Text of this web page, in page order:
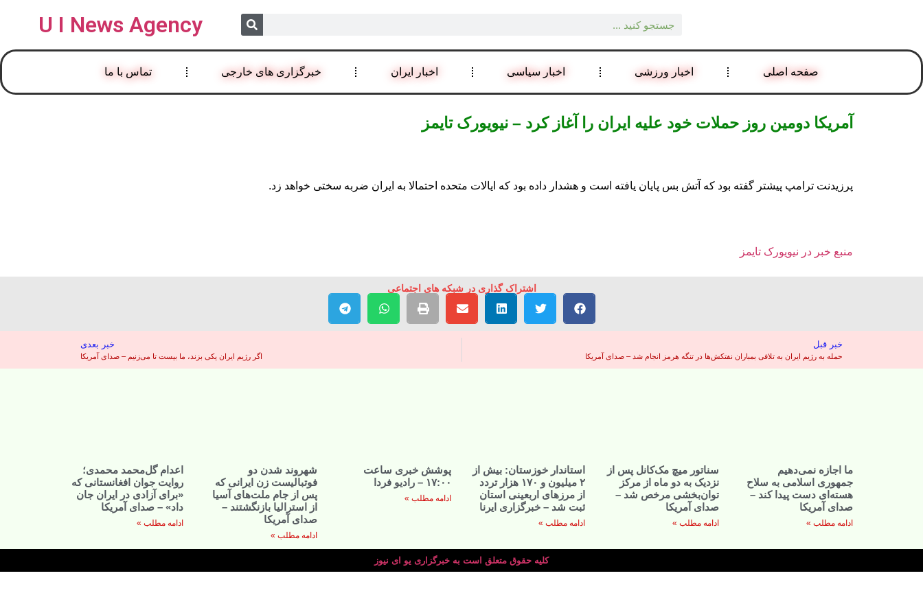
U I News Agency
صفحه اصلی اخبار ورزشی اخبار سیاسی اخبار ایران خبرگزاری های خارجی تماس با ما
آمریکا دومین روز حملات خود علیه ایران را آغاز کرد – نیویورک تایمز
پرزیدنت ترامپ پیشتر گفته بود که آتش بس پایان یافته است و هشدار داده بود که ایالات متحده احتمالا به ایران ضربه سختی خواهد زد.
منبع خبر در نیویورک تایمز
اشتراک گذاری در شبکه های اجتماعی
خبر قبل
حمله به رژیم ایران به تلافی بمباران نفتکش‌ها در تنگه هرمز انجام شد – صدای آمریکا
خبر بعدی
اگر رژیم ایران یکی بزند، ما بیست تا می‌زنیم – صدای آمریکا
ما اجازه نمی‌دهیم
جمهوری اسلامی به سلاح
هسته‌ای دست پیدا کند –
صدای آمریکا
ادامه مطلب »
سناتور میچ مک‌کانل پس از
نزدیک به دو ماه از مرکز
توان‌بخشی مرخص شد –
صدای آمریکا
ادامه مطلب »
استاندار خوزستان: بیش از
۲ میلیون و ۱۷۰ هزار تردد
از مرزهای اربعینی استان
ثبت شد – خبرگزاری ایرنا
ادامه مطلب »
پوشش خبری ساعت
۱۷:۰۰ – رادیو فردا
ادامه مطلب »
شهروند شدن دو
فوتبالیست زن ایرانی که
پس از جام ملت‌های آسیا
از استرالیا بازنگشتند –
صدای آمریکا
ادامه مطلب »
اعدام گل‌محمد محمدی؛
روایت جوان افغانستانی که
«برای آزادی در ایران جان
داد» – صدای آمریکا
ادامه مطلب »
کلیه حقوق متعلق است به خبرگزاری یو ای نیوز